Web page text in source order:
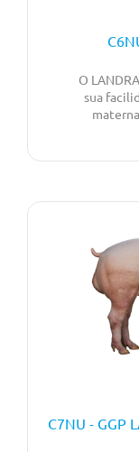
O
sua
linha
C7NU - GGP